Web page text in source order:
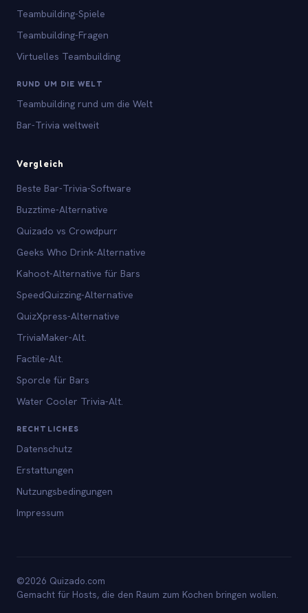
Teambuilding-Spiele
Teambuilding-Fragen
Virtuelles Teambuilding
RUND UM DIE WELT
Teambuilding rund um die Welt
Bar-Trivia weltweit
Vergleich
Beste Bar-Trivia-Software
Buzztime-Alternative
Quizado vs Crowdpurr
Geeks Who Drink-Alternative
Kahoot-Alternative für Bars
SpeedQuizzing-Alternative
QuizXpress-Alternative
TriviaMaker-Alt.
Factile-Alt.
Sporcle für Bars
Water Cooler Trivia-Alt.
RECHTLICHES
Datenschutz
Erstattungen
Nutzungsbedingungen
Impressum
©2026 Quizado.com
Gemacht für Hosts, die den Raum zum Kochen bringen wollen.